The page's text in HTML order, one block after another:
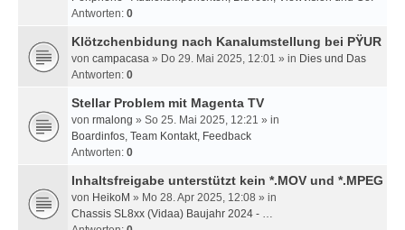
Antworten: 0
Klötzchenbidung nach Kanalumstellung bei PŸUR
von campacasa » Do 29. Mai 2025, 12:01 » in Dies und Das
Antworten: 0
Stellar Problem mit Magenta TV
von rmalong » So 25. Mai 2025, 12:21 » in
Boardinfos, Team Kontakt, Feedback
Antworten: 0
Inhaltsfreigabe unterstützt kein *.MOV und *.MPEG
von HeikoM » Mo 28. Apr 2025, 12:08 » in
Chassis SL8xx (Vidaa) Baujahr 2024 - …